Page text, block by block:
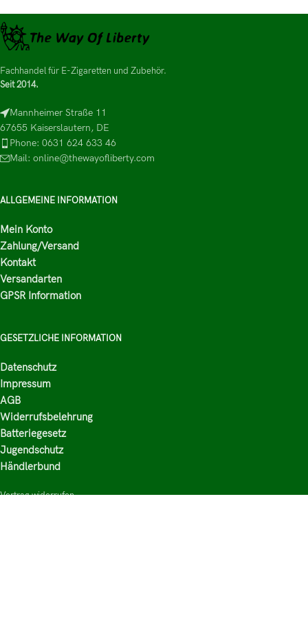
Fachhandel für E-Zigaretten und Zubehör.
Seit 2014.
Mannheimer Straße 11
67655 Kaiserslautern, DE
Phone: 0631 624 633 46
Mail: online@thewayofliberty.com
ALLGEMEINE INFORMATION
Mein Konto
Zahlung/Versand
Kontakt
Versandarten
GPSR Information
GESETZLICHE INFORMATION
Datenschutz
Impressum
AGB
Widerrufsbelehrung
Batteriegesetz
Jugendschutz
Händlerbund
Vertrag widerrufen